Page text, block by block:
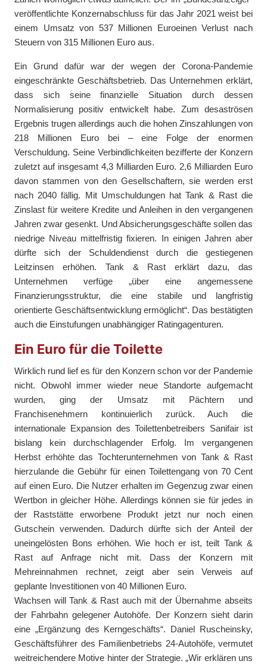
veröffentlichte Konzernabschluss für das Jahr 2021 weist bei
einem Umsatz von 537 Millionen Euroeinen Verlust nach
Steuern von 315 Millionen Euro aus.
Ein Grund dafür war der wegen der Corona-Pandemie
eingeschränkte Geschäftsbetrieb. Das Unternehmen erklärt,
dass sich seine finanzielle Situation durch dessen
Normalisierung positiv entwickelt habe. Zum desaströsen
Ergebnis trugen allerdings auch die hohen Zinszahlungen von
218 Millionen Euro bei – eine Folge der enormen
Verschuldung. Seine Verbindlichkeiten bezifferte der Konzern
zuletzt auf insgesamt 4,3 Milliarden Euro. 2,6 Milliarden Euro
davon stammen von den Gesellschaftern, sie werden erst
nach 2040 fällig. Mit Umschuldungen hat Tank & Rast die
Zinslast für weitere Kredite und Anleihen in den vergangenen
Jahren zwar gesenkt. Und Absicherungsgeschäfte sollen das
niedrige Niveau mittelfristig fixieren. In einigen Jahren aber
dürfte sich der Schuldendienst durch die gestiegenen
Leitzinsen erhöhen. Tank & Rast erklärt dazu, das
Unternehmen verfüge „über eine angemessene
Finanzierungsstruktur, die eine stabile und langfristig
orientierte Geschäftsentwicklung ermöglicht“. Das bestätigten
auch die Einstufungen unabhängiger Ratingagenturen.
Ein Euro für die Toilette
Wirklich rund lief es für den Konzern schon vor der Pandemie
nicht. Obwohl immer wieder neue Standorte aufgemacht
wurden, ging der Umsatz mit Pächtern und
Franchisenehmern kontinuierlich zurück. Auch die
internationale Expansion des Toilettenbetreibers Sanifair ist
bislang kein durchschlagender Erfolg. Im vergangenen
Herbst erhöhte das Tochterunternehmen von Tank & Rast
hierzulande die Gebühr für einen Toilettengang von 70 Cent
auf einen Euro. Die Nutzer erhalten im Gegenzug zwar einen
Wertbon in gleicher Höhe. Allerdings können sie für jedes in
der Raststätte erworbene Produkt jetzt nur noch einen
Gutschein verwenden. Dadurch dürfte sich der Anteil der
uneingelösten Bons erhöhen. Wie hoch er ist, teilt Tank &
Rast auf Anfrage nicht mit. Dass der Konzern mit
Mehreinnahmen rechnet, zeigt aber sein Verweis auf
geplante Investitionen von 40 Millionen Euro.
Wachsen will Tank & Rast auch mit der Übernahme abseits
der Fahrbahn gelegener Autohöfe. Der Konzern sieht darin
eine „Ergänzung des Kerngeschäfts“. Daniel Ruscheinsky,
Geschäftsführer des Familienbetriebs 24-Autohöfe, vermutet
weitreichendere Motive hinter der Strategie. „Wir erklären uns